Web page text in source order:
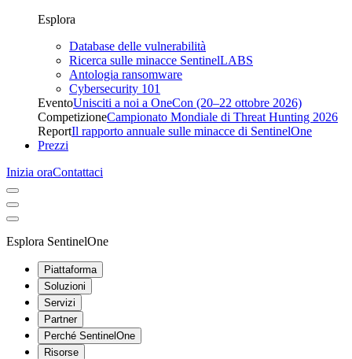
Esplora
Database delle vulnerabilità
Ricerca sulle minacce SentinelLABS
Antologia ransomware
Cybersecurity 101
EventoUnisciti a noi a OneCon (20–22 ottobre 2026)
CompetizioneCampionato Mondiale di Threat Hunting 2026
ReportIl rapporto annuale sulle minacce di SentinelOne
Prezzi
Inizia oraContattaci
Esplora SentinelOne
Piattaforma
Soluzioni
Servizi
Partner
Perché SentinelOne
Risorse